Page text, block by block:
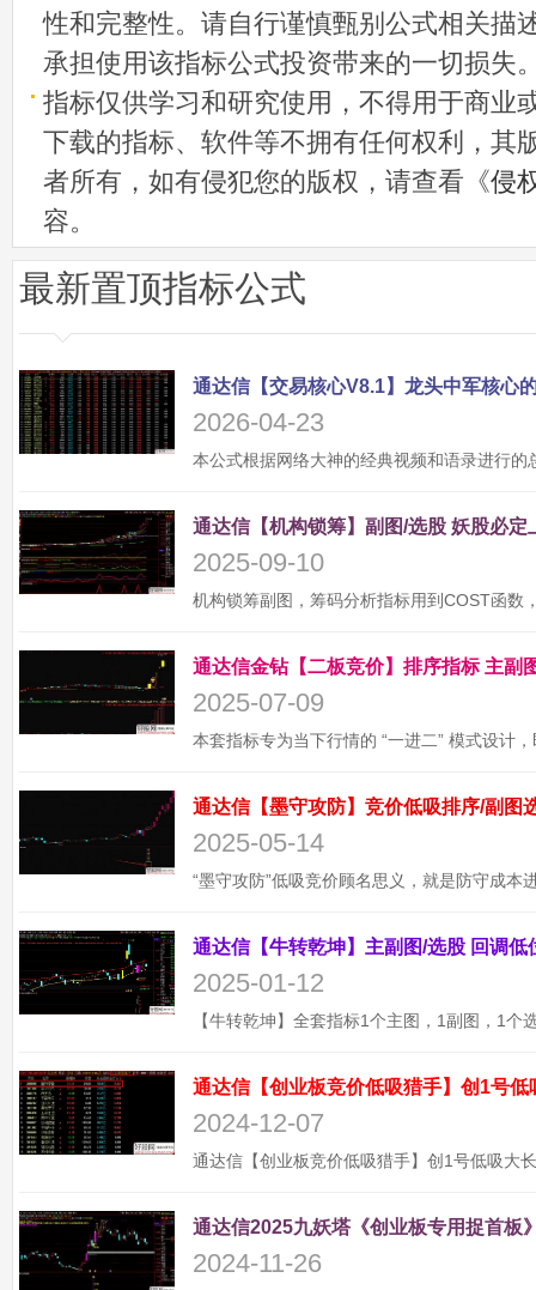
性和完整性。请自行谨慎甄别公式相关描
承担使用该指标公式投资带来的一切损失
指标仅供学习和研究使用，不得用于商业
下载的指标、软件等不拥有任何权利，其
者所有，如有侵犯您的版权，请查看《侵
容。
最新置顶指标公式
2026-04-23
2025-09-10
2025-07-09
2025-05-14
2025-01-12
通达信【创业板竞价低吸猎手】创1号
2024-12-07
通达信2025九妖塔《创业板专用捉首板
2024-11-26